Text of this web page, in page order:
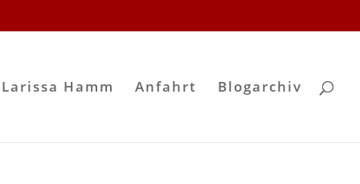
Hamm Anfahrt Blogarchiv